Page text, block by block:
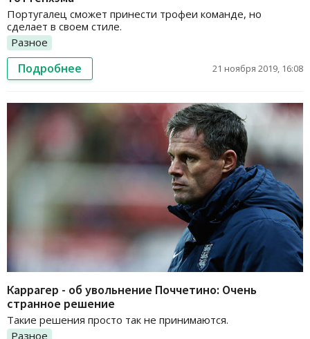
Португалец сможет принести трофеи команде, но
сделает в своем стиле.
Разное
Подробнее 21 ноября 2019, 16:08
Каррагер - об увольнение Поччетино: Очень
странное решение
Такие решения просто так не принимаются.
Разное